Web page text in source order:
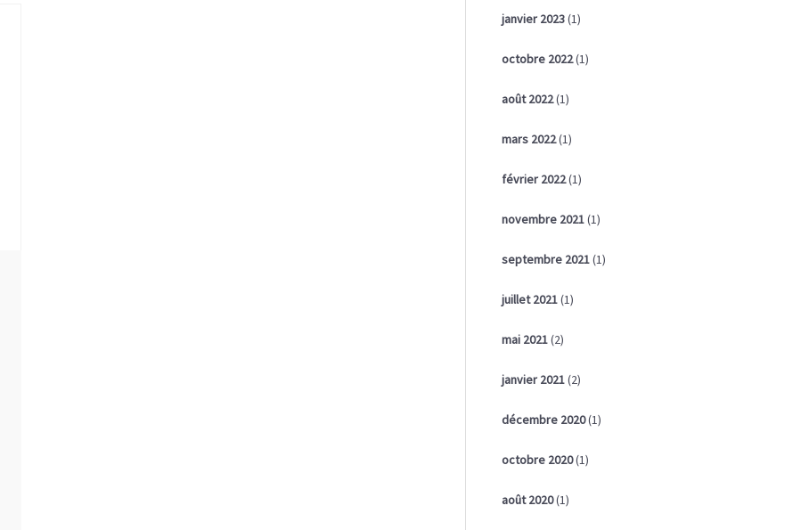
janvier 2023(1)
octobre 2022(1)
août 2022(1)
mars 2022(1)
février 2022(1)
novembre 2021(1)
septembre 2021(1)
juillet 2021(1)
mai 2021(2)
janvier 2021(2)
décembre 2020(1)
octobre 2020(1)
août 2020(1)